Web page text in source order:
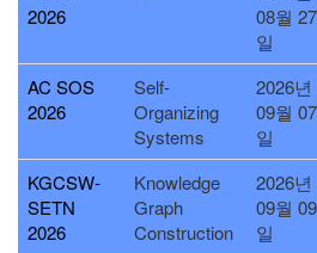
2026
08월 27
일
AC SOS
2026
Self-
Organizing
Systems
2026년
09월 07
일
KGCSW-
SETN
2026
Knowledge
Graph
Construction
2026년
09월 09
일